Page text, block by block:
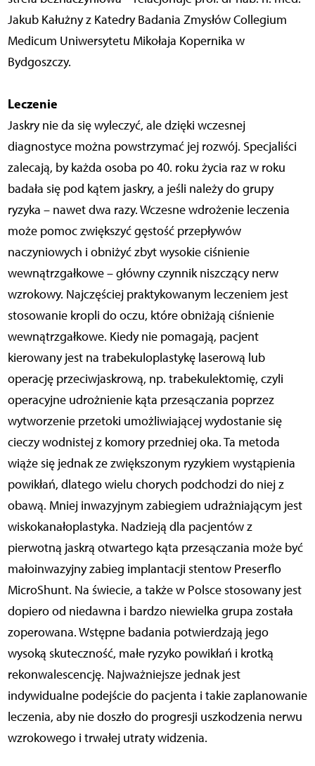
Jakub Kałużny z Katedry Badania Zmysłów Collegium
Medicum Uniwersytetu Mikołaja Kopernika w
Bydgoszczy.
Leczenie
Jaskry nie da się wyleczyć, ale dzięki wczesnej
diagnostyce można powstrzymać jej rozwój. Specjaliści
zalecają, by każda osoba po 40. roku życia raz w roku
badała się pod kątem jaskry, a jeśli należy do grupy
ryzyka – nawet dwa razy. Wczesne wdrożenie leczenia
może pomoc zwiększyć gęstość przepływów
naczyniowych i obniżyć zbyt wysokie ciśnienie
wewnątrzgałkowe – główny czynnik niszczący nerw
wzrokowy. Najczęściej praktykowanym leczeniem jest
stosowanie kropli do oczu, które obniżają ciśnienie
wewnątrzgałkowe. Kiedy nie pomagają, pacjent
kierowany jest na trabekuloplastykę laserową lub
operację przeciwjaskrową, np. trabekulektomię, czyli
operacyjne udrożnienie kąta przesączania poprzez
wytworzenie przetoki umożliwiającej wydostanie się
cieczy wodnistej z komory przedniej oka. Ta metoda
wiąże się jednak ze zwiększonym ryzykiem wystąpienia
powikłań, dlatego wielu chorych podchodzi do niej z
obawą. Mniej inwazyjnym zabiegiem udrażniającym jest
wiskokanałoplastyka. Nadzieją dla pacjentów z
pierwotną jaskrą otwartego kąta przesączania może być
małoinwazyjny zabieg implantacji stentow Preserflo
MicroShunt. Na świecie, a także w Polsce stosowany jest
dopiero od niedawna i bardzo niewielka grupa została
zoperowana. Wstępne badania potwierdzają jego
wysoką skuteczność, małe ryzyko powikłań i krotką
rekonwalescencję. Najważniejsze jednak jest
indywidualne podejście do pacjenta i takie zaplanowanie
leczenia, aby nie doszło do progresji uszkodzenia nerwu
wzrokowego i trwałej utraty widzenia.